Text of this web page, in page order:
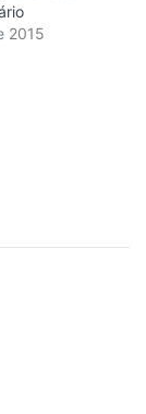
2015